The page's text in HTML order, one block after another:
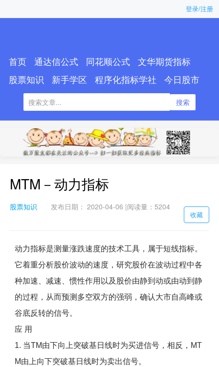
登录/注册
首页 通达信公式 同花顺公式
文华期货指标
股票知识
新手学区 程序化指标学社 今日股市
搜索
MTM－动力指标
股票知识 发布日期： 2020-04-06 |阅读量：5204
收藏
动力指标是测量涨跌速度的技术工具，属于短线指标。
它着重分析股价波动的速度，研究股价在波动过程中各
种加速、减速、惯性作用以及股价由静到动或由动到静
的过程，从而预测多空双方的强弱，确认大市自高峰或
谷底反转的信号。
应 用
1. 当TM由下向上突破基日线时为买进信号，相反，MT
M由上向下突破基日线时为卖出信号。